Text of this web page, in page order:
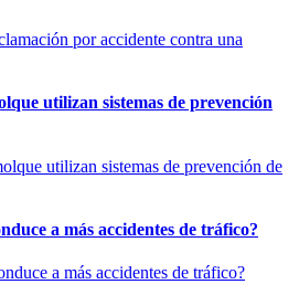
utilizan sistemas de prevención
a más accidentes de tráfico?